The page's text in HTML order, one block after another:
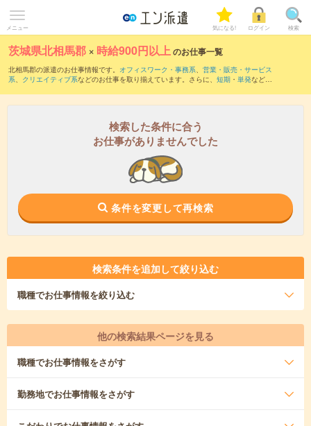
メニュー 気になる! ログイン 検索
茨城県北相馬郡 × 時給900円以上のお仕事一覧
北相馬郡の派遣のお仕事情報です。 オフィスワーク・事務系、 営業・販売・サービス
系、 クリエイティブ系などのお仕事を取り揃えています。さらに、 短期 ・ 単発などの
時給1100円以上・1800円以上の求人はこちら
検索した条件に合う
お仕事がありませんでした
条件を変更して再検索
検索条件を追加して絞り込む
職種でお仕事情報を絞り込む
他の検索結果ページを見る
職種でお仕事情報をさがす
勤務地でお仕事情報をさがす